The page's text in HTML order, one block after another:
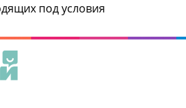
под условия